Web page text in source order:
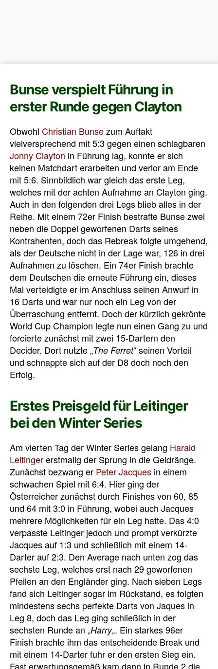
Bunse verspielt Führung in
erster Runde gegen Clayton
Obwohl Christian Bunsezum Auftakt
vielversprechend mit 5:3 gegen einen schlagbaren
Jonny Clayton in Führung lag, konnte er sich
keinen Matchdart erarbeiten und verlor am Ende
mit 5:6. Sinnbildlich war gleich das erste Leg,
welches mit der achten Aufnahme an Clayton ging.
Auch in den folgenden drei Legs blieb alles in der
Reihe. Mit einem 72er Finish bestrafte Bunse zwei
neben die Doppel geworfenen Darts seines
Kontrahenten, doch das Rebreak folgte umgehend,
als der Deutsche nicht in der Lage war, 126 in drei
Aufnahmen zu löschen. Ein 74er Finish brachte
dem Deutschen die erneute Führung ein, dieses
Mal verteidigte er im Anschluss seinen Anwurf in
16 Darts und war nur noch ein Leg von der
Überraschung entfernt. Doch der kürzlich gekrönte
World Cup Champion legte nun einen Gang zu und
forcierte zunächst mit zwei 15-Dartern den
Decider. Dort nutzte „The Ferret“ seinen Vorteil
und schnappte sich auf der D8 doch noch den
Erfolg.
Erstes Preisgeld für Leitinger
bei den Winter Series
Am vierten Tag der Winter Series gelang Harald
Leitingererstmalig der Sprung in die Geldränge.
Zunächst bezwang er Peter Jacques in einem
schwachen Spiel mit 6:4. Hier ging der
Österreicher zunächst durch Finishes von 60, 85
und 64 mit 3:0 in Führung, wobei auch Jacques
mehrere Möglichkeiten für ein Leg hatte. Das 4:0
verpasste Leitinger jedoch und prompt verkürzte
Jacques auf 1:3 und schließlich mit einem 14-
Darter auf 2:3. Den Average nach unten zog das
sechste Leg, welches erst nach 29 geworfenen
Pfeilen an den Engländer ging. Nach sieben Legs
fand sich Leitinger sogar im Rückstand, es folgten
mindestens sechs perfekte Darts von Jaques in
Leg 8, doch das Leg ging schließlich in der
sechsten Runde an „Harry„. Ein starkes 96er
Finish brachte ihm das entscheidende Break und
mit einem 14-Darter fuhr er den ersten Sieg ein.
Fast erwartungsgemäß kam dann in Runde 2 die